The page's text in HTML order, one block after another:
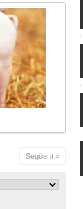
Següent »